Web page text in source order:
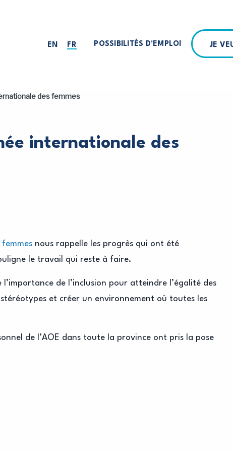
EN FR POSSIBILITÉS D’EMPLOI JE
des femmes
internationale des
nous rappelle les progrès qui ont été
le travail qui reste à faire.
l’importance de l’inclusion pour atteindre l’égalité des
et créer un environnement où toutes les
de l’AOE dans toute la province ont pris la pose